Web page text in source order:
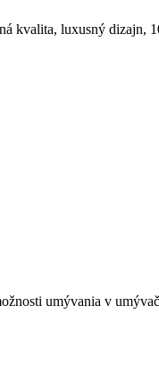
kvalita, luxusný dizajn,
umývania v